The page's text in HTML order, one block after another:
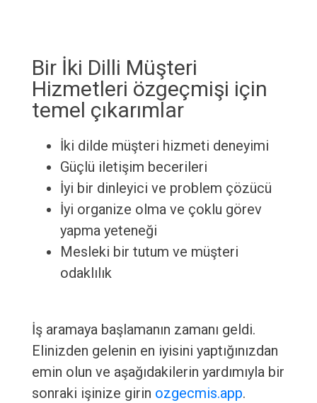
Bir İki Dilli Müşteri
Hizmetleri özgeçmişi için
temel çıkarımlar
İki dilde müşteri hizmeti deneyimi
Güçlü iletişim becerileri
İyi bir dinleyici ve problem çözücü
İyi organize olma ve çoklu görev
yapma yeteneği
Mesleki bir tutum ve müşteri
odaklılık
İş aramaya başlamanın zamanı geldi.
Elinizden gelenin en iyisini yaptığınızdan
emin olun ve aşağıdakilerin yardımıyla bir
sonraki işinize girin ozgecmis.app.